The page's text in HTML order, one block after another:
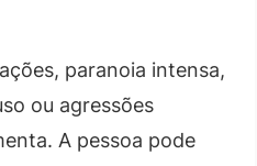
paranoia intensa,
ou agressões
A pessoa pode